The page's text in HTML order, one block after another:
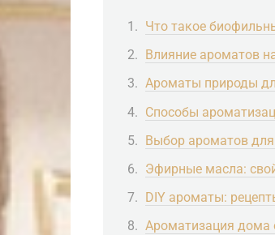
Что такое
Влияние ароматов
Ароматы природы
Способы
Выбор ароматов
Эфирные масла:
DIY ароматы:
Ароматизация дома